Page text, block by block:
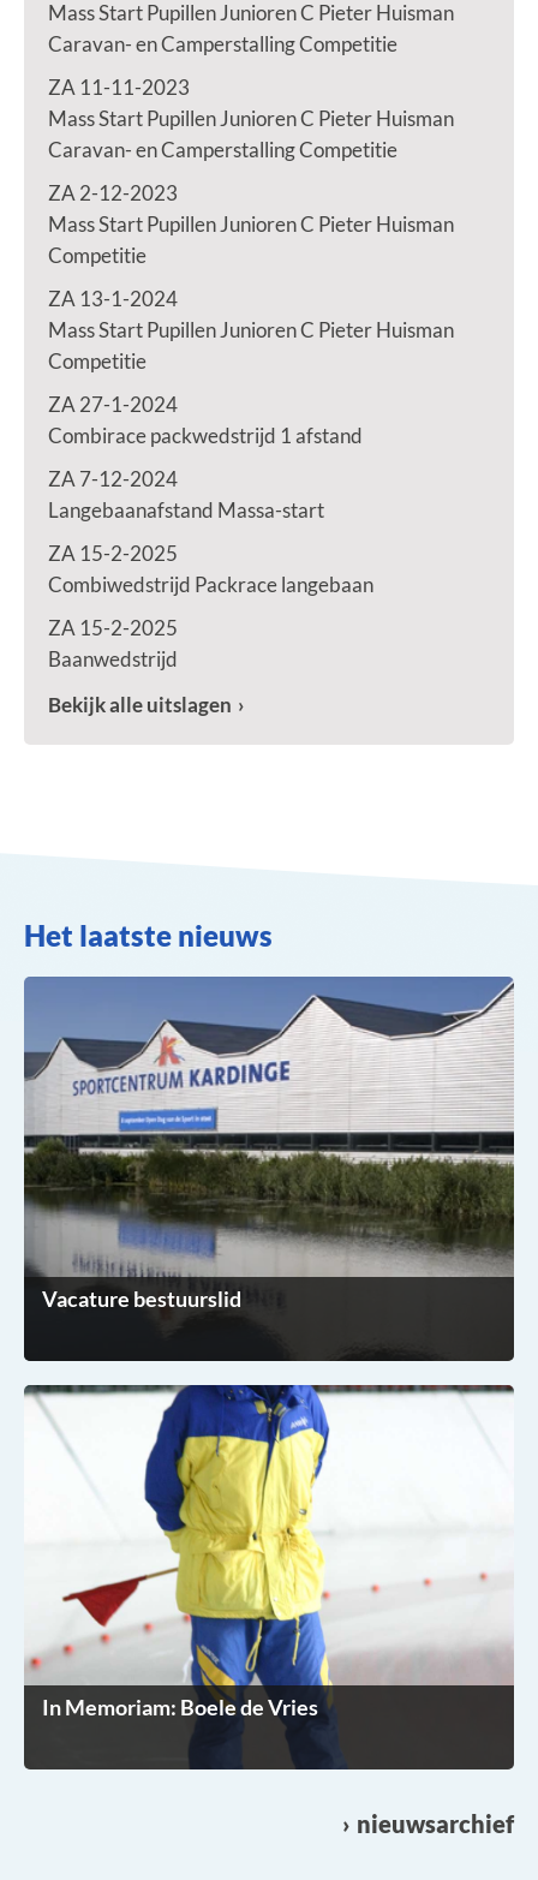
Mass Start Pupillen Junioren C Pieter Huisman
Caravan- en Camperstalling Competitie
ZA 11-11-2023
Mass Start Pupillen Junioren C Pieter Huisman
Caravan- en Camperstalling Competitie
ZA 2-12-2023
Mass Start Pupillen Junioren C Pieter Huisman
Competitie
ZA 13-1-2024
Mass Start Pupillen Junioren C Pieter Huisman
Competitie
ZA 27-1-2024
Combirace packwedstrijd 1 afstand
ZA 7-12-2024
Langebaanafstand Massa-start
ZA 15-2-2025
Combiwedstrijd Packrace langebaan
ZA 15-2-2025
Baanwedstrijd
Bekijk alle uitslagen
Het laatste nieuws
Vacature bestuurslid
In Memoriam: Boele de Vries
nieuwsarchief